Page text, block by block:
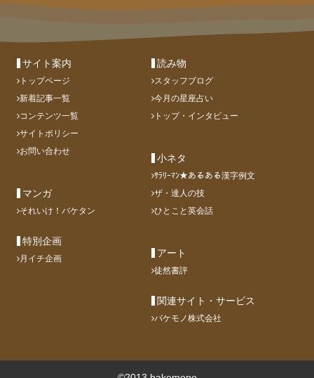
サイト案内
トップページ
新着記事一覧
コンテンツ一覧
サイトポリシー
お問い合わせ
読み物
スタッフブログ
今月の星座占い
トップ・インタビュー
小ネタ
ｻﾗﾘｰﾏﾝ★あるある漢字例文
ザ・達人の技
ひとこと英会話
マンガ
それいけ！バケタン
特別企画
月イチ企画 アート
徒然書評
関連サイト・サービス
バケモノ株式会社